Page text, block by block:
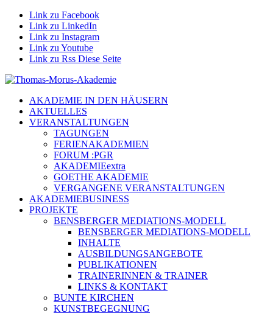
Link zu Facebook
Link zu LinkedIn
Link zu Instagram
Link zu Youtube
Link zu Rss Diese Seite
AKADEMIE IN DEN HÄUSERN
AKTUELLES
VERANSTALTUNGEN
TAGUNGEN
FERIENAKADEMIEN
FORUM :PGR
AKADEMIEextra
GOETHE AKADEMIE
VERGANGENE VERANSTALTUNGEN
AKADEMIEBUSINESS
PROJEKTE
BENSBERGER MEDIATIONS-MODELL
BENSBERGER MEDIATIONS-MODELL
INHALTE
AUSBILDUNGSANGEBOTE
PUBLIKATIONEN
TRAINERINNEN & TRAINER
LINKS & KONTAKT
BUNTE KIRCHEN
KUNSTBEGEGNUNG